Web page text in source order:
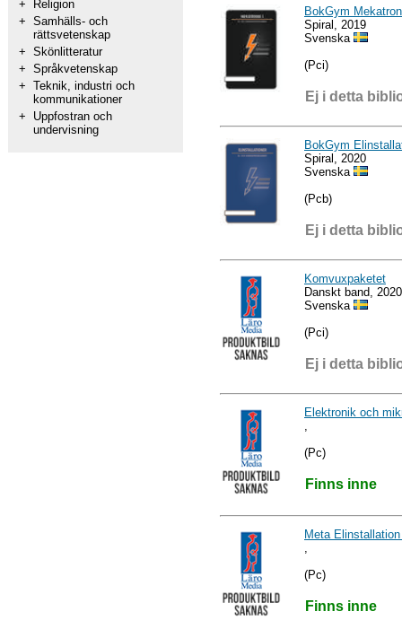
+
Religion
+ Samhälls- och
rättsvetenskap
+ Skönlitteratur
+ Språkvetenskap
+ Teknik, industri och
kommunikationer
+
Uppfostran och
undervisning
BokGym
Spiral, 2019
Svenska
(Pci)
Ej i detta
BokGym
Spiral, 2020
Svenska
(Pcb)
Ej i detta
Komvuxpaketet
Danskt band, 2020
Svenska
(Pci)
Ej i detta
Elektronik och
(Pc)
Finns inne
Meta
(Pc)
Finns inne